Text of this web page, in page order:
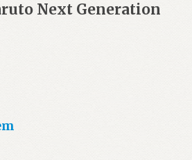
Next Generation